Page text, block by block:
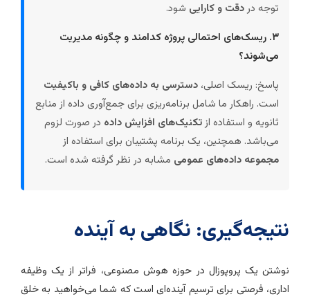
توجه دردقت و کاراییشود.
۳. ریسک‌های احتمالی پروژه کدامند و چگونه مدیریت
می‌شوند؟
پاسخ: ریسک اصلی،دسترسی به داده‌های کافی و باکیفیت
است. راهکار ما شامل برنامه‌ریزی برای جمع‌آوری داده از منابع
ثانویه و استفاده ازتکنیک‌های افزایش دادهدر صورت لزوم
می‌باشد. همچنین، یک برنامه پشتیبان برای استفاده از
مجموعه‌ داده‌های عمومیمشابه در نظر گرفته شده است.
نگاهی به آینده
یک پروپوزال در حوزه هوش مصنوعی، فراتر از یک وظیفه
فرصتی برای ترسیم آینده‌ای است که شما می‌خواهید به خلق